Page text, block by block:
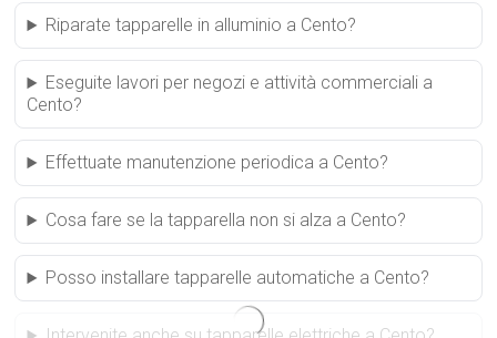
Riparate tapparelle in alluminio a Cento?
Eseguite lavori per negozi e attività commerciali a
Cento?
Effettuate manutenzione periodica a Cento?
Cosa fare se la tapparella non si alza a Cento?
Posso installare tapparelle automatiche a Cento?